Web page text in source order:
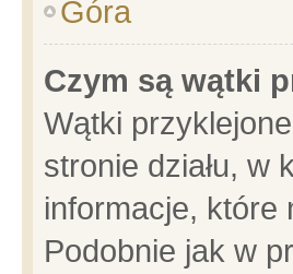
Góra
Czym są wątki
Wątki
stronie działu, w
informacje, które
Podobnie jak w